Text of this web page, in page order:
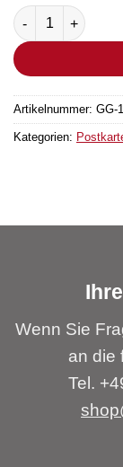
Postkarte Grund
Artikelnummer: GG-
Kategorien:
Wenn Sie
an die
Tel.